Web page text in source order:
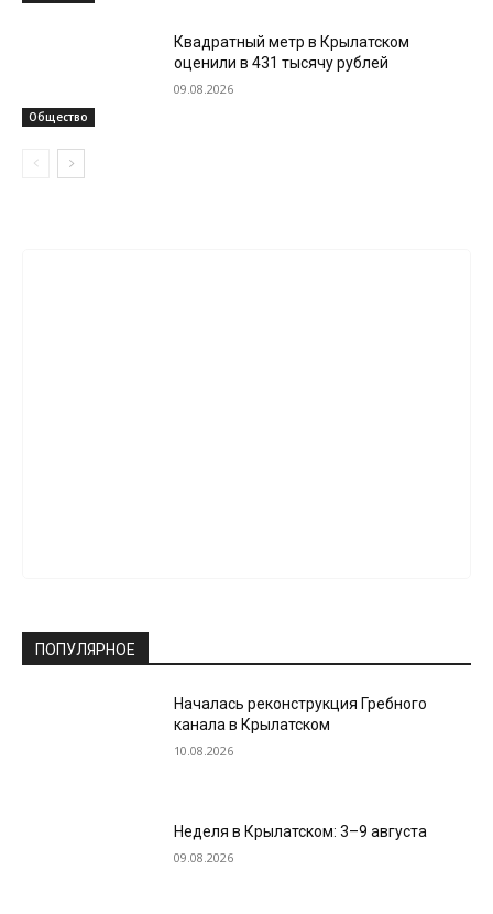
Общество
Квадратный метр в Крылатском
оценили в 431 тысячу рублей
09.08.2026
ПОПУЛЯРНОЕ
Началась реконструкция Гребного
канала в Крылатском
10.08.2026
Неделя в Крылатском: 3–9 августа
09.08.2026